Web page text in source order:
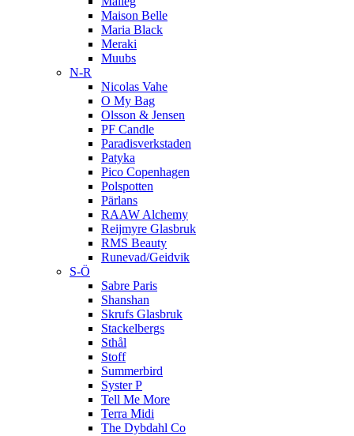
Maison Belle
Maria Black
Meraki
Muubs
N-R
Nicolas Vahe
O My Bag
Olsson & Jensen
PF Candle
Paradisverkstaden
Patyka
Pico Copenhagen
Polspotten
Pärlans
RAAW Alchemy
Reijmyre Glasbruk
RMS Beauty
Runevad/Geidvik
S-Ö
Sabre Paris
Shanshan
Skrufs Glasbruk
Stackelbergs
Sthål
Stoff
Summerbird
Syster P
Tell Me More
Terra Midi
The Dybdahl Co